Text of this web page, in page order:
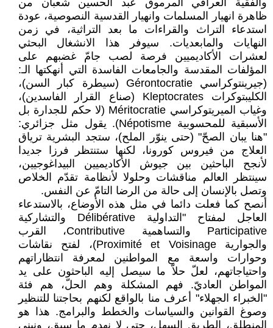
والفقية العراقي المرموق عبد الحسين شعبان من
ظاهرة انهيار المسلمات وانهيار القدسية النصوصية، عودة
استدعاء التراث والقراءات ما بعد التراثية، في زمن
النهايات والمابعديات. سيوفر هذا الانشغال البحثي
لعشرات الأكاديميين فرصة لصب جامّ غضبهم على
المؤلفات المقدسة والجامعات الفاسدة التي أنهكتها الـ:
(جيرينتوكراسي Gérontocratie (سيطرة كبار السن)،
الكليبتوكرات Kleptocrates (صناع القرار الفاسدين)،
وغياب الميريتوكراسي Méritocratie (لا حكم للجدارة بل
الأسبقية للمحسوبية Népotisme). يقول مثل جزائري:
"هنا يبان الصحّ" (حتى ينوّر الملح)، ستجد البشرية ترياق
العلاج من فيروس كورونا، لكنها ستنتظر فرزا جديدا
لأنجح الباحثين بين جيوش الأكاديميين البيداغوجيين،
سينتظر العالم مناقشات وحلولا لأنظامة تقدّم الخلاص
وتصل بالإنسان إلى حالة من الرضا التامّ عن النفس.
أنصح كما فعلت دائما في مثل هذه الأوضاع، بالاستدعاء
العاجل لمفتاح "التداولية Délibérative والتشاركية
Participative والتساهمية Contributive، القرب
والجوارية Proximité et Voisinage)، لفتح نقاشات
وحوارات واسعة مع المواطنين لمعرفة انتظاراتهم
واحتياجاتهم، لعلّ حلاّ ما سيصل إليه الباحثون على يد
المواطن العاديّ. فهم المشكلة وهم الحلّ، هم فئة
"الخبراء الجهلاء" أعرف منا بالواقع لكنهم بحاجتنا للتنظير
وصوغ القوانين والسياسات والخطط والبرامج. هذا هو
المنطلق، الطريق السهل، حتى لا نهدم ما سبق، ونبني